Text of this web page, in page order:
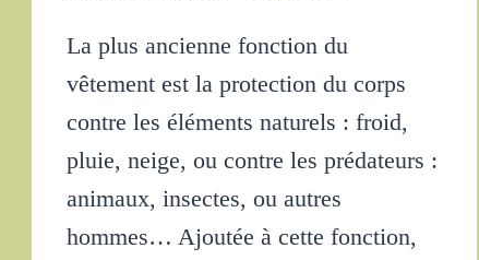
La plus ancienne fonction du
vêtement est la protection du corps
contre les éléments naturels : froid,
pluie, neige, ou contre les prédateurs :
animaux, insectes, ou autres
hommes… Ajoutée à cette fonction,